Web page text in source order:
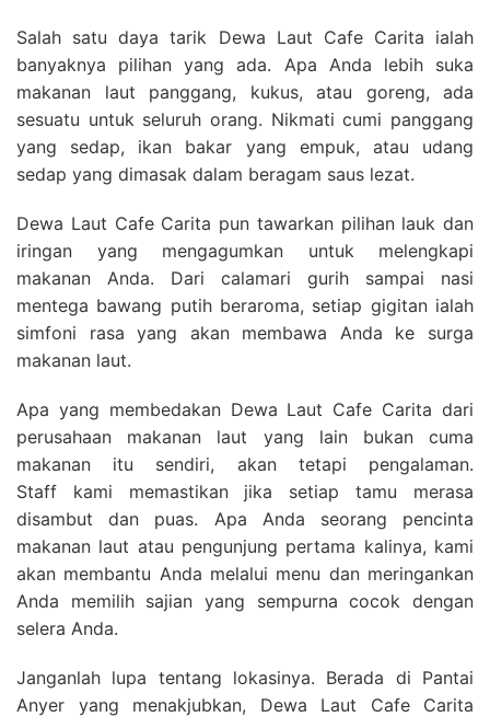
Salah satu daya tarik Dewa Laut Cafe Carita ialah
banyaknya pilihan yang ada. Apa Anda lebih suka
makanan laut panggang, kukus, atau goreng, ada
sesuatu untuk seluruh orang. Nikmati cumi panggang
yang sedap, ikan bakar yang empuk, atau udang
sedap yang dimasak dalam beragam saus lezat.
Dewa Laut Cafe Carita pun tawarkan pilihan lauk dan
iringan yang mengagumkan untuk melengkapi
makanan Anda. Dari calamari gurih sampai nasi
mentega bawang putih beraroma, setiap gigitan ialah
simfoni rasa yang akan membawa Anda ke surga
makanan laut.
Apa yang membedakan Dewa Laut Cafe Carita dari
perusahaan makanan laut yang lain bukan cuma
makanan itu sendiri, akan tetapi pengalaman.
Staff kami memastikan jika setiap tamu merasa
disambut dan puas. Apa Anda seorang pencinta
makanan laut atau pengunjung pertama kalinya, kami
akan membantu Anda melalui menu dan meringankan
Anda memilih sajian yang sempurna cocok dengan
selera Anda.
Janganlah lupa tentang lokasinya. Berada di Pantai
Anyer yang menakjubkan, Dewa Laut Cafe Carita